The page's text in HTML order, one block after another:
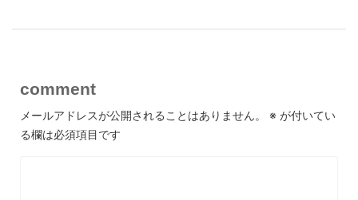
comment
メールアドレスが公開されることはありません。 ※ が付いてい
る欄は必須項目です